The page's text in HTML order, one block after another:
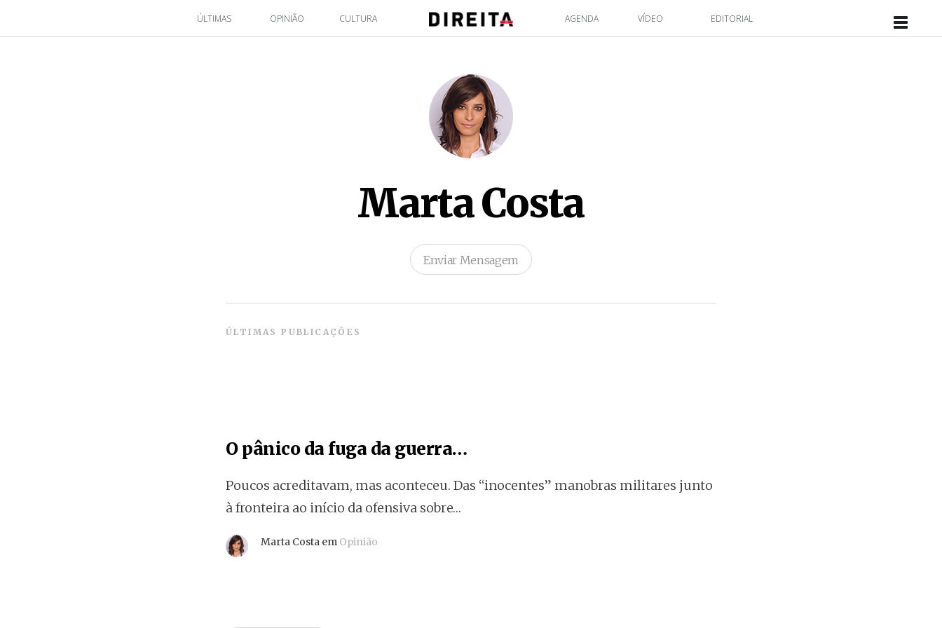
ÚLTIMAS OPINIÃO CULTURA AGENDA VÍDEO EDITORIAL
Marta Costa
Enviar Mensagem
ÚLTIMAS PUBLICAÇÕES
O pânico da fuga da guerra…
Poucos acreditavam, mas aconteceu. Das “inocentes” manobras militares junto
à fronteira ao início da ofensiva sobre…
Marta Costa em Opinião